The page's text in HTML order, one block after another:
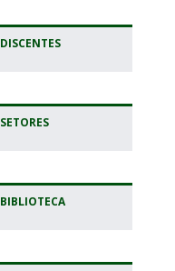
DISCENTES
SETORES
BIBLIOTECA